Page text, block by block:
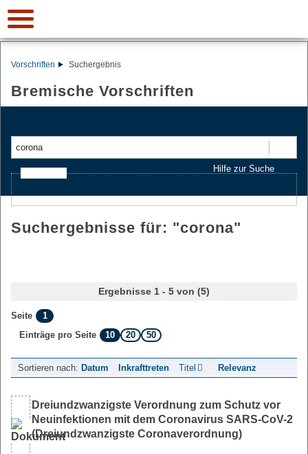
Vorschriften Suchergebnis
Bremische Vorschriften
Hilfe zur Suche
Suchergebnisse für: "corona"
Ergebnisse 1 - 5 von (5)
Seite
1
Einträge pro Seite
10 20 50
Sortieren nach: Datum Inkrafttreten Titel Relevanz
Dreiundzwanzigste Verordnung zum Schutz vor
Neuinfektionen mit dem Coronavirus SARS-CoV-2
(Dreiundzwanzigste Coronaverordnung)